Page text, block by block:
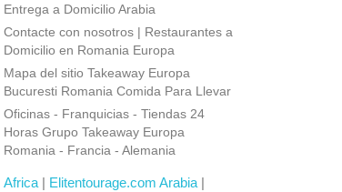
Entrega a Domicilio Arabia
Contacte con nosotros | Restaurantes a
Domicilio en Romania Europa
Mapa del sitio Takeaway Europa
Bucuresti Romania Comida Para Llevar
Oficinas - Franquicias - Tiendas 24
Horas Grupo Takeaway Europa
Romania - Francia - Alemania
Africa| Elitentourage.com Arabia|